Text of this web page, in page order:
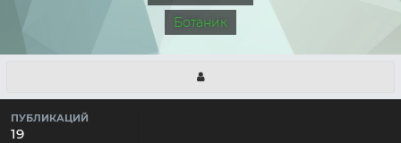
Ботаник
ПУБЛИКАЦИЙ
19